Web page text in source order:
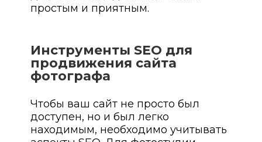
простым и приятным.
Инструменты SEO для
продвижения сайта
фотографа
Чтобы ваш сайт не просто был
доступен, но и был легко
находимым, необходимо учитывать